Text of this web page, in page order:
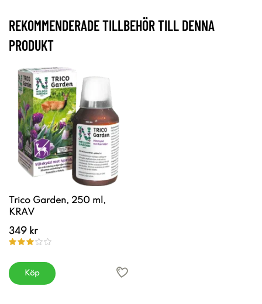
REKOMMENDERADE TILLBEHÖR TILL DENNA
PRODUKT
Trico Garden, 250 ml,
KRAV
349 kr
Köp